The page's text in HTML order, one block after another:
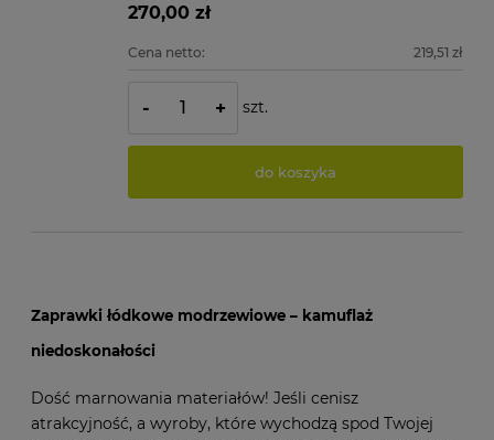
270,00 zł
Cena netto: 219,51 zł
- + szt.
do koszyka
Zaprawki łódkowe modrzewiowe – kamuflaż
niedoskonałości
Dość marnowania materiałów! Jeśli cenisz
atrakcyjność, a wyroby, które wychodzą spod Twojej